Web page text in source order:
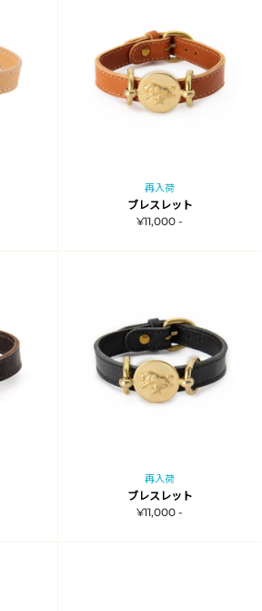
再入荷
ブレスレット
¥11,000 -
再入荷
ブレスレット
¥11,000 -